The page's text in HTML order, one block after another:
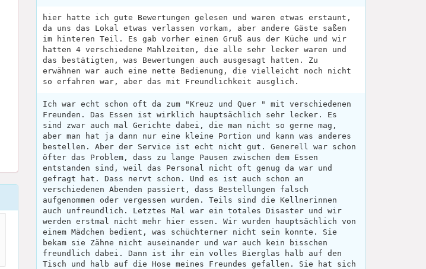
hier hatte ich gute Bewertungen gelesen und waren etwas erstaunt,
da uns das Lokal etwas verlassen vorkam, aber andere Gäste saßen
im hinteren Teil. Es gab vorher einen Gruß aus der Küche und wir
hatten 4 verschiedene Mahlzeiten, die alle sehr lecker waren und
das bestätigten, was Bewertungen auch ausgesagt hatten. Zu
erwähnen war auch eine nette Bedienung, die vielleicht noch nicht
so erfahren war, aber das mit Freundlichkeit ausglich.
Ich war echt schon oft da zum "Kreuz und Quer " mit verschiedenen
Freunden. Das Essen ist wirklich hauptsächlich sehr lecker. Es
sind zwar auch mal Gerichte dabei, die man nicht so gerne mag,
aber man hat ja dann nur eine kleine Portion und kann was anderes
bestellen. Aber der Service ist echt nicht gut. Generell war schon
öfter das Problem, dass zu lange Pausen zwischen dem Essen
entstanden sind, weil das Personal nicht oft genug da war und
gefragt hat. Dass nervt schon. Und es ist auch schon an
verschiedenen Abenden passiert, dass Bestellungen falsch
aufgenommen oder vergessen wurden. Teils sind die Kellnerinnen
auch unfreundlich. Letztes Mal war ein totales Disaster und wir
werden erstmal nicht mehr hier essen. Wir wurden hauptsächlich von
einem Mädchen bedient, was schüchterner nicht sein konnte. Sie
bekam sie Zähne nicht auseinander und war auch kein bisschen
freundlich dabei. Dann ist ihr ein volles Bierglas halb auf den
Tisch und halb auf die Hose meines Freundes gefallen. Sie hat sich